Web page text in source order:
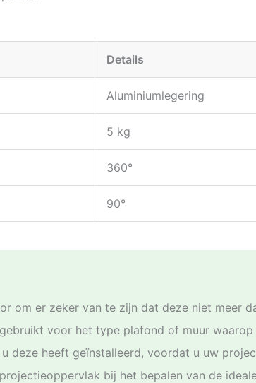
Details
Aluminiumlegering
5 kg
360°
90°
om er zeker van te zijn dat deze niet meer
voor het type plafond of muur
deze heeft geïnstalleerd, voordat u uw
bij het bepalen van de